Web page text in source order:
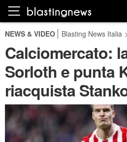
NEWS & VIDEO Blasting News Italia
Calciomercato:
Sorloth e punta
riacquista